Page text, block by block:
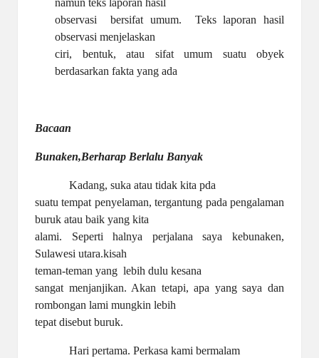
namun teks laporan hasil
observasi
bersifat umum.
Teks laporan hasil
observasi menjelaskan
ciri, bentuk, atau sifat umum suatu obyek
berdasarkan fakta yang ada
Bacaan
Bunaken,Berharap Berlalu Banyak
Kadang, suka atau tidak kita pda
suatu tempat penyelaman, tergantung pada pengalaman
buruk atau baik yang kita
alami. Seperti halnya perjalana saya kebunaken,
Sulawesi utara.kisah
teman-teman yang lebih dulu kesana
sangat menjanjikan. Akan tetapi, apa yang saya dan
rombongan lami mungkin lebih
tepat disebut buruk.
Hari pertama. Perkasa kami bermalam